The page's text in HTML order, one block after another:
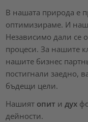
В нашата природа е
оптимизираме. И
Независимо дали се
процеси. За нашите
нашите бизнес
постигнали заедно,
бъдещи цели.
Нашият опит идух
дейности.